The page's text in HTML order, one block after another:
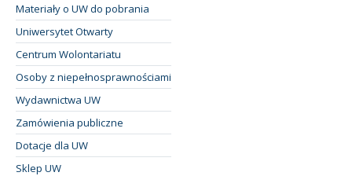
Materiały o UW do pobrania
Uniwersytet Otwarty
Centrum Wolontariatu
Osoby z niepełnosprawnościami
Wydawnictwa UW
Zamówienia publiczne
Dotacje dla UW
Sklep UW